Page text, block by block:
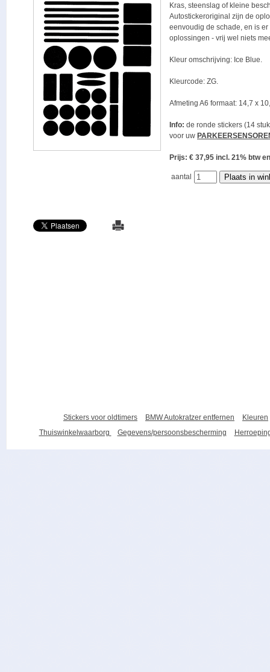
Kras, steenslag of kleine
Autostickeroriginal zijn de
eenvoudig de schade, en is
oplossingen - vrij wel niets
Kleur omschrijving: Ice Blue.
Kleurcode: ZG.
Afmeting A6 formaat: 14,7 x
Info: de ronde stickers (14
voor uw
Prijs: € 37,95 incl. 21% btw
aantal
Stickers voor oldtimers BMW Autokratzer entfernen
Kleuren
Thuiswinkelwaarborg
Gegevens/persoonsbescherming